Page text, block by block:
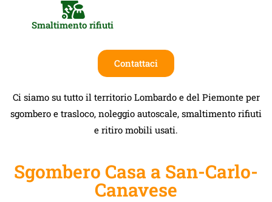
Smaltimento rifiuti
Contattaci
Ci siamo su tutto il territorio Lombardo e del Piemonte per
sgombero e trasloco, noleggio autoscale, smaltimento rifiuti
e ritiro mobili usati.
Sgombero Casa a San-Carlo-
Canavese